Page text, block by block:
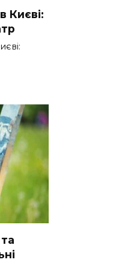
Києві: